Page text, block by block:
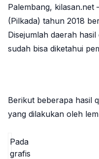
Palembang,
(Pilkada) tahun 2018
Disejumlah daerah
sudah bisa diketahui
Berikut beberapa hasil
yang dilakukan oleh
Pada
grafis